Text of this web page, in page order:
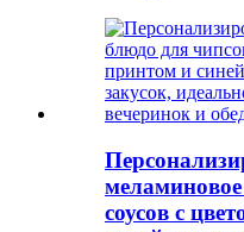
соусов с